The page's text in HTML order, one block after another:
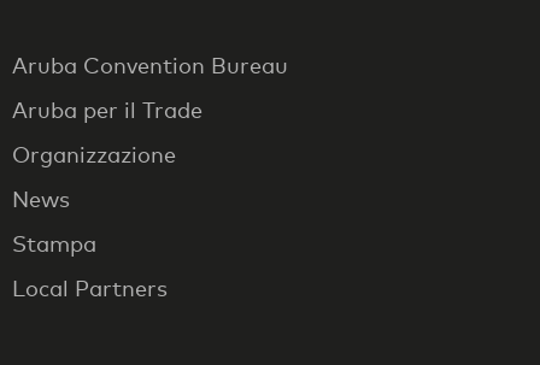
Aruba Convention Bureau
Aruba per il Trade
Organizzazione
News
Stampa
Local Partners